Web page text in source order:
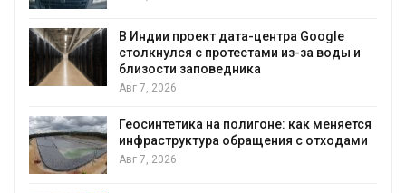
В Индии проект дата-центра Google
столкнулся с протестами из-за воды и
близости заповедника
Авг 7, 2026
Геосинтетика на полигоне: как меняется
инфраструктура обращения с отходами
Авг 7, 2026